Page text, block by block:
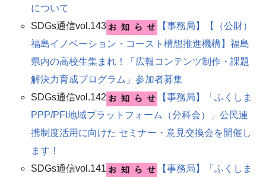
について
SDGs通信vol.143
【事務局】【（公財）
福島イノベーション・コースト構想推進機構】福島
県内の高校生集まれ！「広報コンテンツ制作・課題
解決力育成プログラム」参加者募集
SDGs通信vol.142
【事務局】「ふくしま
PPP/PFI地域プラットフォーム（分科会）」公民連
携制度活用に向けた セミナー・意見交換会を開催し
ます！
SDGs通信vol.141
【事務局】「ふくしま